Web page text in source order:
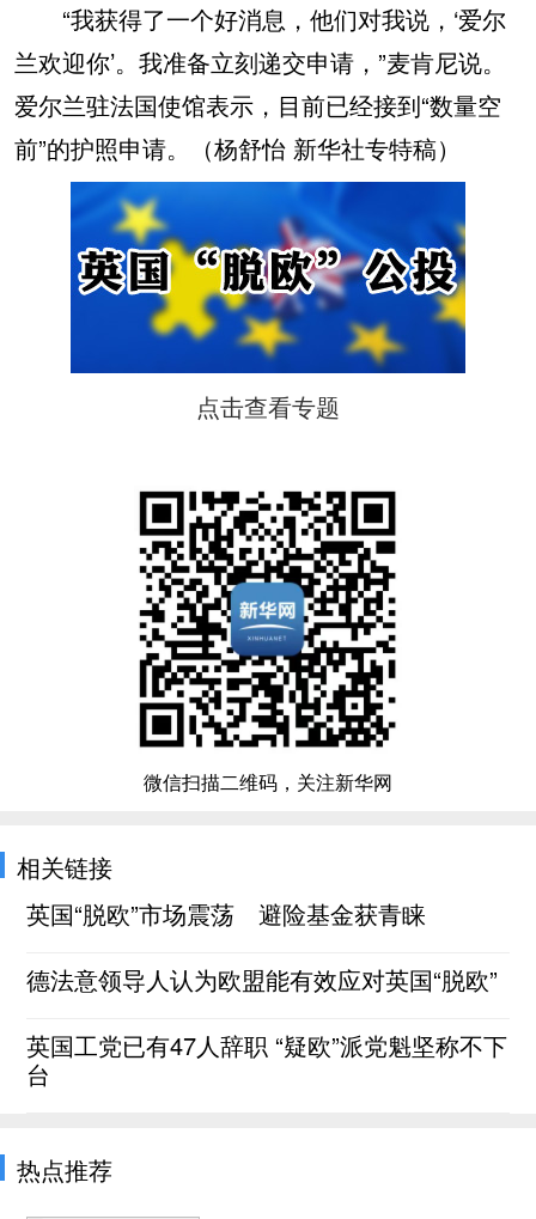
“我获得了一个好消息，他们对我说，‘爱尔
兰欢迎你’。我准备立刻递交申请，”麦肯尼说。
爱尔兰驻法国使馆表示，目前已经接到“数量空
前”的护照申请。（杨舒怡 新华社专特稿）
点击查看专题
微信扫描二维码，关注新华网
相关链接
英国“脱欧”市场震荡 避险基金获青睐
德法意领导人认为欧盟能有效应对英国“脱欧”
英国工党已有47人辞职 “疑欧”派党魁坚称不下
台
热点推荐